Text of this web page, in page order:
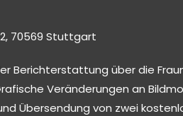
70569 Stuttgart
Berichterstattung über die
Veränderungen an
Übersendung von zwei